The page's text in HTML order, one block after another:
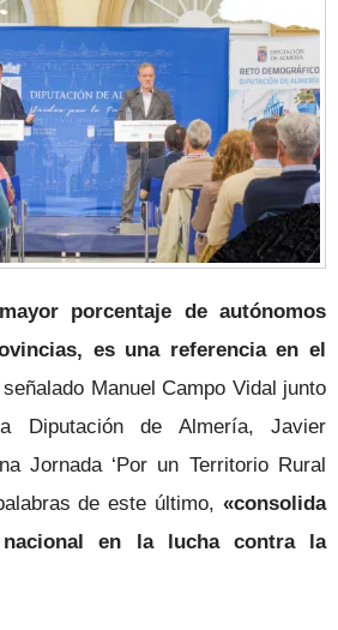
porcentaje de autónomos
es una referencia en el
Manuel Campo Vidal junto
Diputación de Almería, Javier
Jornada ‘Por un Territorio Rural
de este último, «consolida
nacional en la lucha contra la